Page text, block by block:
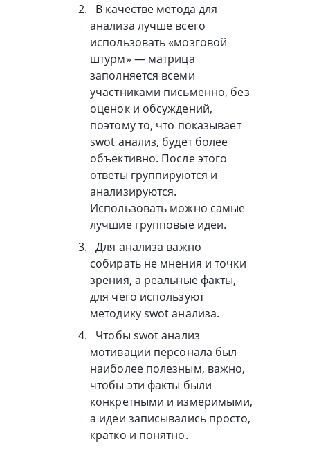
В качестве метода для
анализа лучше всего
использовать «мозговой
штурм» — матрица
заполняется всеми
участниками письменно, без
оценок и обсуждений,
поэтому то, что показывает
swot анализ, будет более
объективно. После этого
ответы группируются и
анализируются.
Использовать можно самые
лучшие групповые идеи.
Для анализа важно
собирать не мнения и точки
зрения, а реальные факты,
для чего используют
методику swot анализа.
Чтобы swot анализ
мотивации персонала был
наиболее полезным, важно,
чтобы эти факты были
конкретными и измеримыми,
а идеи записывались просто,
кратко и понятно.